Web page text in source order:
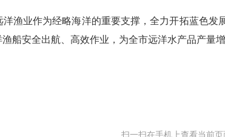
业作为经略海洋的重要支撑，全力开拓蓝色发
船安全出航、高效作业，为全市远洋水产品产量
扫一扫在手机上查看当前页